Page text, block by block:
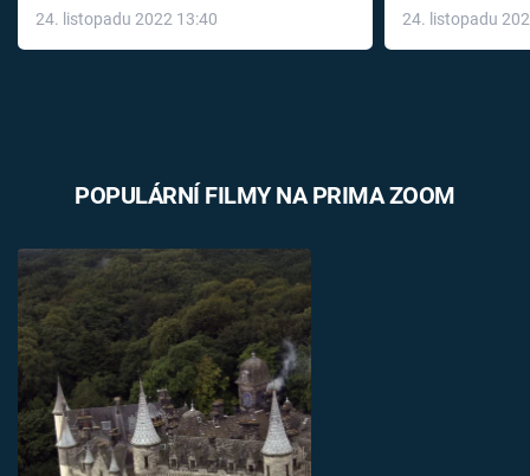
24. listopadu 2022 13:40
léky
24. listopadu
POPULÁRNÍ FILMY NA PRIMA ZOOM